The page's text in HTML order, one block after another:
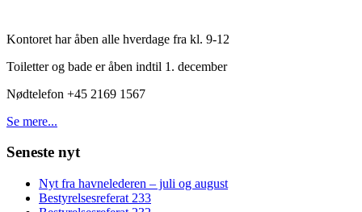
Kontoret har åben alle hverdage fra kl. 9-12
Toiletter og bade er åben indtil 1. december
Nødtelefon +45 2169 1567
Se mere...
Seneste nyt
Nyt fra havnelederen – juli og august
Bestyrelsesreferat 233